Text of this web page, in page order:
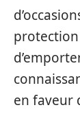
en faveur